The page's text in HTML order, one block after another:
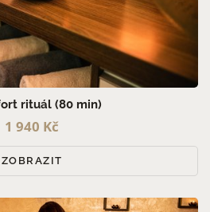
rituál (80 min)
1 940 Kč
ZOBRAZIT